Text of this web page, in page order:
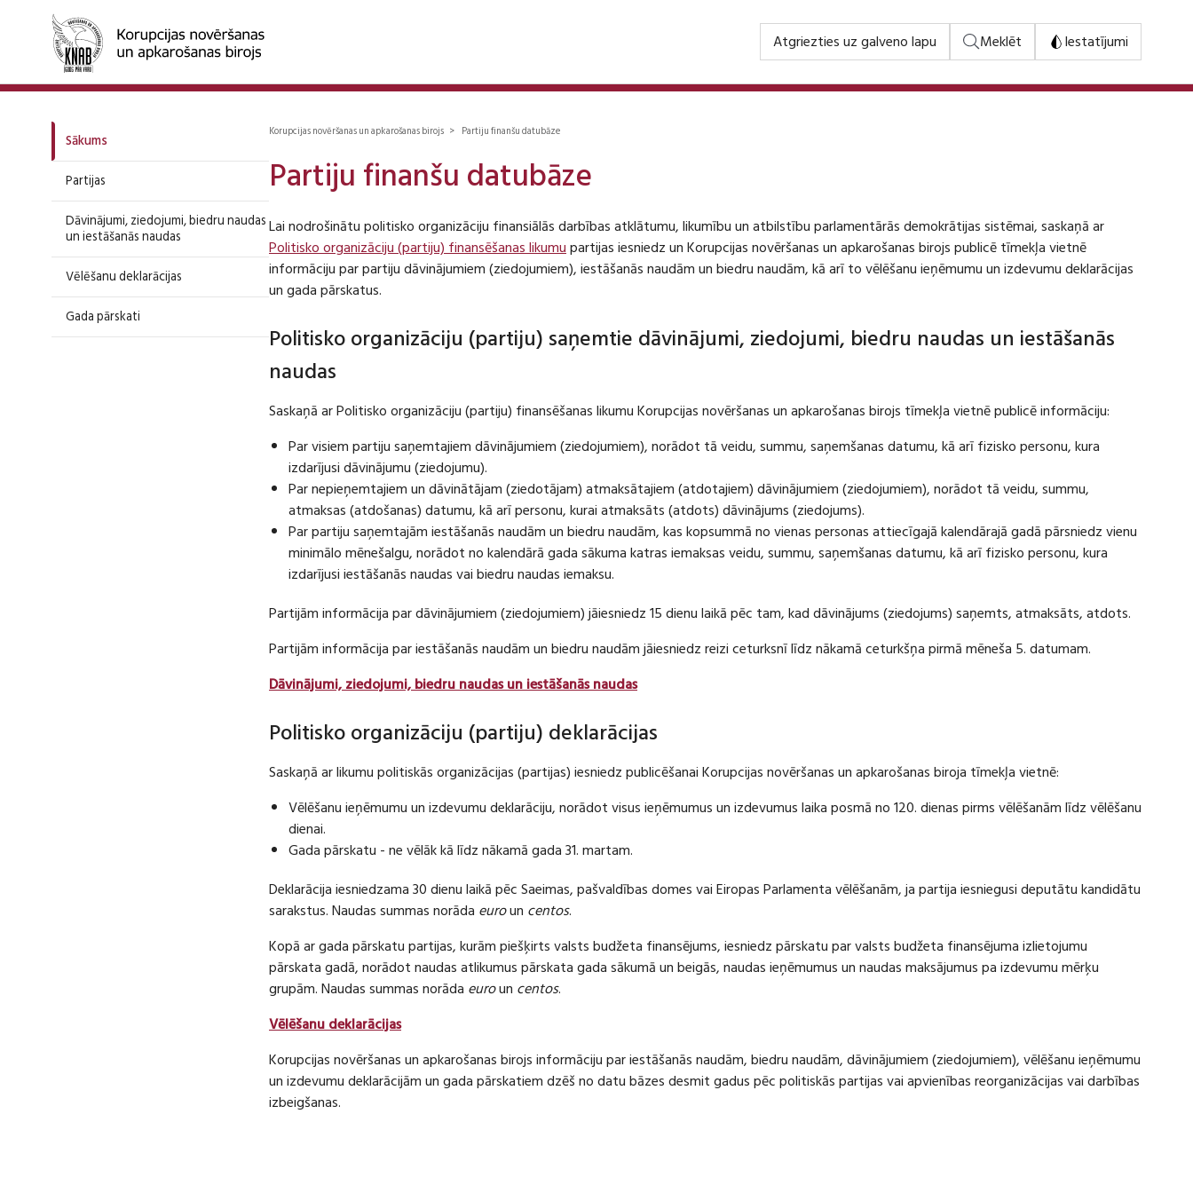
Atgriezties uz galveno lapu Meklēt Iestatījumi
Sākums
Partijas
Dāvinājumi, ziedojumi, biedru naudas
un iestāšanās naudas
Vēlēšanu deklarācijas
Gada pārskati
Korupcijas novēršanas un apkarošanas birojs > Partiju finanšu datubāze
Partiju finanšu datubāze
Lai nodrošinātu politisko organizāciju finansiālās darbības atklātumu, likumību un atbilstību parlamentārās demokrātijas sistēmai, saskaņā ar
Politisko organizāciju (partiju) finansēšanas likumupartijas iesniedz un Korupcijas novēršanas un apkarošanas birojs publicē tīmekļa vietnē
informāciju par partiju dāvinājumiem (ziedojumiem), iestāšanās naudām un biedru naudām, kā arī to vēlēšanu ieņēmumu un izdevumu deklarācijas
un gada pārskatus.
Politisko organizāciju (partiju) saņemtie dāvinājumi, ziedojumi, biedru naudas un iestāšanās
naudas
Saskaņā ar Politisko organizāciju (partiju) finansēšanas likumu Korupcijas novēršanas un apkarošanas birojs tīmekļa vietnē publicē informāciju:
Par visiem partiju saņemtajiem dāvinājumiem (ziedojumiem), norādot tā veidu, summu, saņemšanas datumu, kā arī fizisko personu, kura
izdarījusi dāvinājumu (ziedojumu).
Par nepieņemtajiem un dāvinātājam (ziedotājam) atmaksātajiem (atdotajiem) dāvinājumiem (ziedojumiem), norādot tā veidu, summu,
atmaksas (atdošanas) datumu, kā arī personu, kurai atmaksāts (atdots) dāvinājums (ziedojums).
Par partiju saņemtajām iestāšanās naudām un biedru naudām, kas kopsummā no vienas personas attiecīgajā kalendārajā gadā pārsniedz vienu
minimālo mēnešalgu, norādot no kalendārā gada sākuma katras iemaksas veidu, summu, saņemšanas datumu, kā arī fizisko personu, kura
izdarījusi iestāšanās naudas vai biedru naudas iemaksu.
Partijām informācija par dāvinājumiem (ziedojumiem) jāiesniedz 15 dienu laikā pēc tam, kad dāvinājums (ziedojums) saņemts, atmaksāts, atdots.
Partijām informācija par iestāšanās naudām un biedru naudām jāiesniedz reizi ceturksnī līdz nākamā ceturkšņa pirmā mēneša 5. datumam.
Dāvinājumi, ziedojumi, biedru naudas un iestāšanās naudas
Politisko organizāciju (partiju) deklarācijas
Saskaņā ar likumu politiskās organizācijas (partijas) iesniedz publicēšanai Korupcijas novēršanas un apkarošanas biroja tīmekļa vietnē:
Vēlēšanu ieņēmumu un izdevumu deklarāciju, norādot visus ieņēmumus un izdevumus laika posmā no 120. dienas pirms vēlēšanām līdz vēlēšanu
dienai.
Gada pārskatu - ne vēlāk kā līdz nākamā gada 31. martam.
Deklarācija iesniedzama 30 dienu laikā pēc Saeimas, pašvaldības domes vai Eiropas Parlamenta vēlēšanām, ja partija iesniegusi deputātu kandidātu
sarakstus. Naudas summas norāda euroun centos.
Kopā ar gada pārskatu partijas, kurām piešķirts valsts budžeta finansējums, iesniedz pārskatu par valsts budžeta finansējuma izlietojumu
pārskata gadā, norādot naudas atlikumus pārskata gada sākumā un beigās, naudas ieņēmumus un naudas maksājumus pa izdevumu mērķu
grupām. Naudas summas norāda euroun centos.
Vēlēšanu deklarācijas
Korupcijas novēršanas un apkarošanas birojs informāciju par iestāšanās naudām, biedru naudām, dāvinājumiem (ziedojumiem), vēlēšanu ieņēmumu
un izdevumu deklarācijām un gada pārskatiem dzēš no datu bāzes desmit gadus pēc politiskās partijas vai apvienības reorganizācijas vai darbības
izbeigšanas.